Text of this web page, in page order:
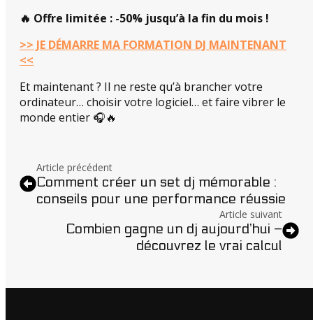
🔥 Offre limitée : -50% jusqu’à la fin du mois !
>> JE DÉMARRE MA FORMATION DJ MAINTENANT
<<
Et maintenant ? Il ne reste qu’à brancher votre
ordinateur… choisir votre logiciel… et faire vibrer le
monde entier 🎧🔥
Article précédent
Comment créer un set dj mémorable :
conseils pour une performance réussie
Article suivant
Combien gagne un dj aujourd’hui –
découvrez le vrai calcul